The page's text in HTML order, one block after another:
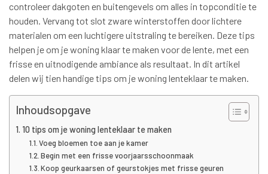
controleer dakgoten en buitengevels om alles in topconditie te
houden. Vervang tot slot zware winterstoffen door lichtere
materialen om een luchtigere uitstraling te bereiken. Deze tips
helpen je om je woning klaar te maken voor de lente, met een
frisse en uitnodigende ambiance als resultaat. In dit artikel
delen wij tien handige tips om je woning lenteklaar te maken.
Inhoudsopgave
10 tips om je woning lenteklaar te maken
Voeg bloemen toe aan je kamer
Begin met een frisse voorjaarsschoonmaak
Koop geurkaarsen of geurstokjes met frisse geuren